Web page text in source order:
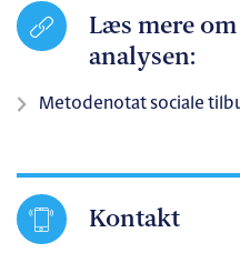
Læs mere
analysen:
Metodenotat sociale
Kontakt